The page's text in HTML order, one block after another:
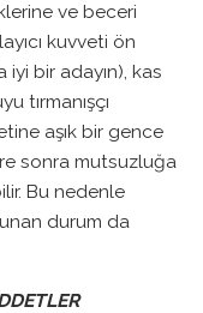
ve beceri
kuvveti ön
bir adayın), kas
tırmanışçı
aşık bir gence
sonra mutsuzluğa
Bu nedenle
durum da